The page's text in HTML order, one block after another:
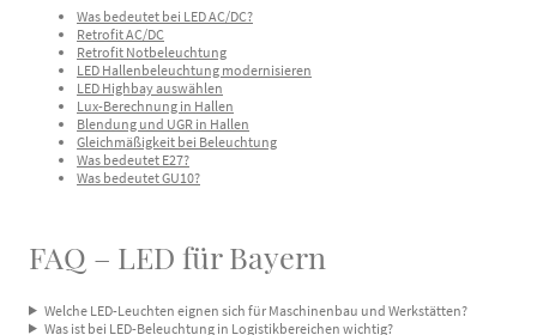
Was bedeutet bei LED AC/DC?
Retrofit AC/DC
Retrofit Notbeleuchtung
LED Hallenbeleuchtung modernisieren
LED Highbay auswählen
Lux-Berechnung in Hallen
Blendung und UGR in Hallen
Gleichmäßigkeit bei Beleuchtung
Was bedeutet E27?
Was bedeutet GU10?
FAQ – LED für Bayern
Welche LED-Leuchten eignen sich für Maschinenbau und Werkstätten?
Was ist bei LED-Beleuchtung in Logistikbereichen wichtig?